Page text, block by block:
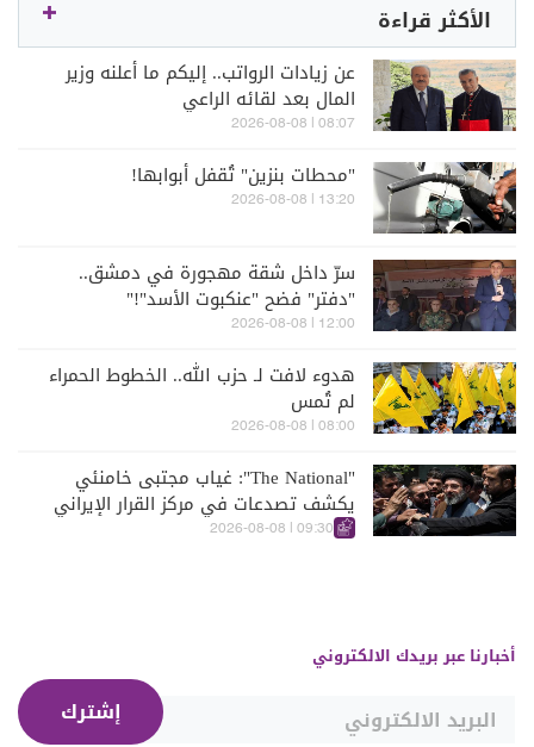
الأكثر قراءة
عن زيادات الرواتب.. إليكم ما أعلنه وزير
المال بعد لقائه الراعي
08:07 | 2026-08-08
"محطات بنزين" تُقفل أبوابها!
13:20 | 2026-08-08
سرّ داخل شقة مهجورة في دمشق..
"دفتر" فضح "عنكبوت الأسد"!"
12:00 | 2026-08-08
هدوء لافت لـ حزب الله.. الخطوط الحمراء
لم تُمس
08:00 | 2026-08-08
"The National": غياب مجتبى خامنئي
يكشف تصدعات في مركز القرار الإيراني
09:30 | 2026-08-08
أخبارنا عبر بريدك الالكتروني
إشترك